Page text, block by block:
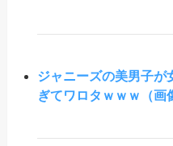
ジャニーズの美男子が
ぎてワロタｗｗｗ（画